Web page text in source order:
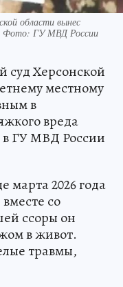
области вынес
Фото: ГУ МВД России
Херсонской
местному
в
вреда
в ГУ МВД России
марта 2026 года
со
ссоры он
в живот.
травмы,